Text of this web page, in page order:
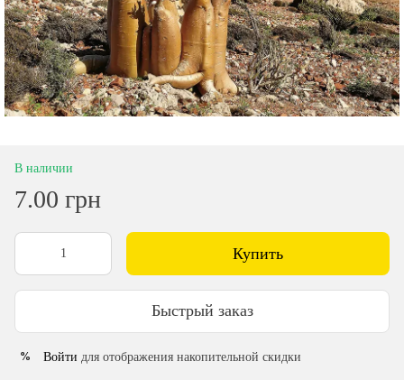
В наличии
7.00 грн
Купить
Быстрый заказ
% Войти для отображения накопительной скидки